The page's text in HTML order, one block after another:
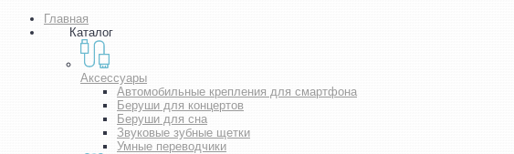
Главная
Каталог
Аксессуары
Автомобильные крепления для смартфона
Беруши для концертов
Беруши для сна
Звуковые зубные щетки
Умные переводчики